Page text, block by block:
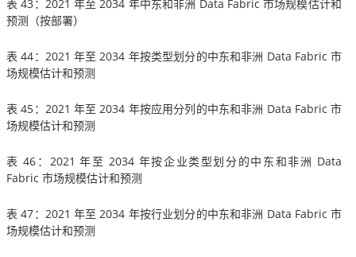
表 43：2021 年至 2034 年中东和非洲 Data Fabric 市场规模估计和
预测（按部署）
表 44：2021 年至 2034 年按类型划分的中东和非洲 Data Fabric 市
场规模估计和预测
表 45：2021 年至 2034 年按应用分列的中东和非洲 Data Fabric 市
场规模估计和预测
表 46：2021 年至 2034 年按企业类型划分的中东和非洲 Data
Fabric 市场规模估计和预测
表 47：2021 年至 2034 年按行业划分的中东和非洲 Data Fabric 市
场规模估计和预测